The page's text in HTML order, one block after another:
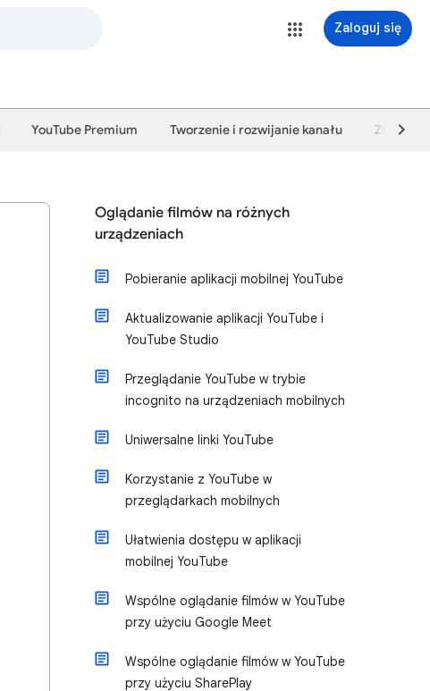
Zaloguj się
YouTube Premium Tworzenie i rozwijanie kanału
Oglądanie filmów na różnych
urządzeniach
Pobieranie aplikacji mobilnej YouTube
Aktualizowanie aplikacji YouTube i
YouTube Studio
Przeglądanie YouTube w trybie
incognito na urządzeniach mobilnych
Uniwersalne linki YouTube
Korzystanie z YouTube w
przeglądarkach mobilnych
Ułatwienia dostępu w aplikacji
mobilnej YouTube
Wspólne oglądanie filmów w YouTube
przy użyciu Google Meet
Wspólne oglądanie filmów w YouTube
przy użyciu SharePlay